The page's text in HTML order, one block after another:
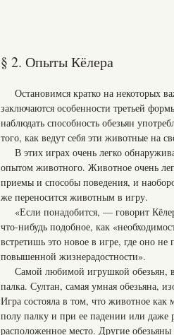
§ 2. Опыты Кёлера
Остановимся кратко на некоторых
заключаются особенности третьей
наблюдать способность обезьян
того, как ведут себя эти животные на
В этих играх очень легко
опытом животного. Животное очень
приемы и способы поведения, и
же переносится животным в игру.
«Если понадобится, — говорит
что-нибудь подобное, как
встретишь это новое в игре, где оно
повышенной жизнерадостности».
Самой любимой игрушкой обезьян,
палка. Султан, самая умная обезьяна,
Игра состояла в том, что животное
полу палку и при ее падении или
расположенное место. Другие